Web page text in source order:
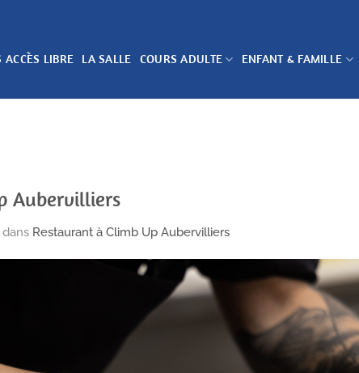
ACCÈS LIBRE LA SALLE COURS ADULTE ENFANT & FAMILLE
Aubervilliers
dans Restaurant à Climb Up Aubervilliers